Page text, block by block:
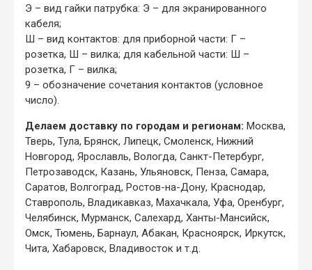
Э – вид гайки патрубка: Э – для экранированного
кабеля;
Ш – вид контактов: для приборной части: Г –
розетка, Ш – вилка; для кабельной части: Ш –
розетка, Г – вилка;
9 – обозначение сочетания контактов (условное
число).
Делаем доставку по городам и регионам: Москва,
Тверь, Тула, Брянск, Липецк, Смоленск, Нижний
Новгород, Ярославль, Вологда, Санкт-Петербург,
Петрозаводск, Казань, Ульяновск, Пенза, Самара,
Саратов, Волгоград, Ростов-на-Дону, Краснодар,
Ставрополь, Владикавказ, Махачкала, Уфа, Оренбург,
Челябинск, Мурманск, Салехард, Ханты-Мансийск,
Омск, Тюмень, Барнаул, Абакан, Красноярск, Иркутск,
Чита, Хабаровск, Владивосток и т.д.